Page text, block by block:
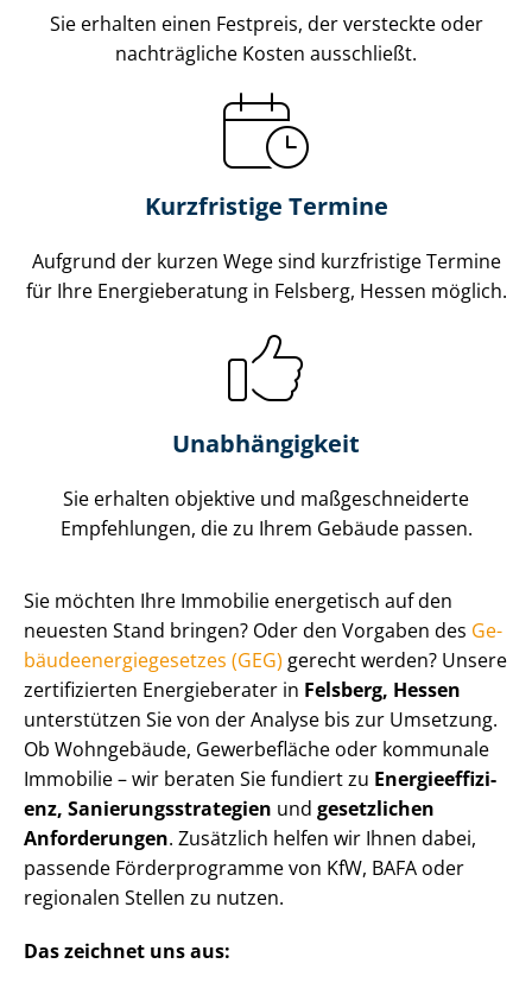
Sie erhalten einen Festpreis, der versteckte oder
nachträgliche Kosten ausschließt.
Kurzfristige Termine
Aufgrund der kurzen Wege sind kurzfristige Termine
für Ihre Energieberatung in Felsberg, Hessen möglich.
Unabhängigkeit
Sie erhalten objektive und maß­ge­schnei­der­te
Empfehlungen, die zu Ihrem Gebäude passen.
Sie möchten Ihre Immobilie energetisch auf den
neuesten Stand bringen? Oder den Vorgaben des Ge­
bäu­de­en­er­gie­ge­set­zes (GEG) gerecht werden? Unsere
zertifizierten Energieberater in Felsberg, Hessen
unterstützen Sie von der Analyse bis zur Umsetzung.
Ob Wohngebäude, Gewerbefläche oder kommunale
Immobilie – wir beraten Sie fundiert zu En­er­gie­ef­fi­zi­
enz, Sa­nie­rungs­stra­te­gien und gesetzlichen
Anforderungen. Zusätzlich helfen wir Ihnen dabei,
passende Förderprogramme von KfW, BAFA oder
regionalen Stellen zu nutzen.
Das zeichnet uns aus: